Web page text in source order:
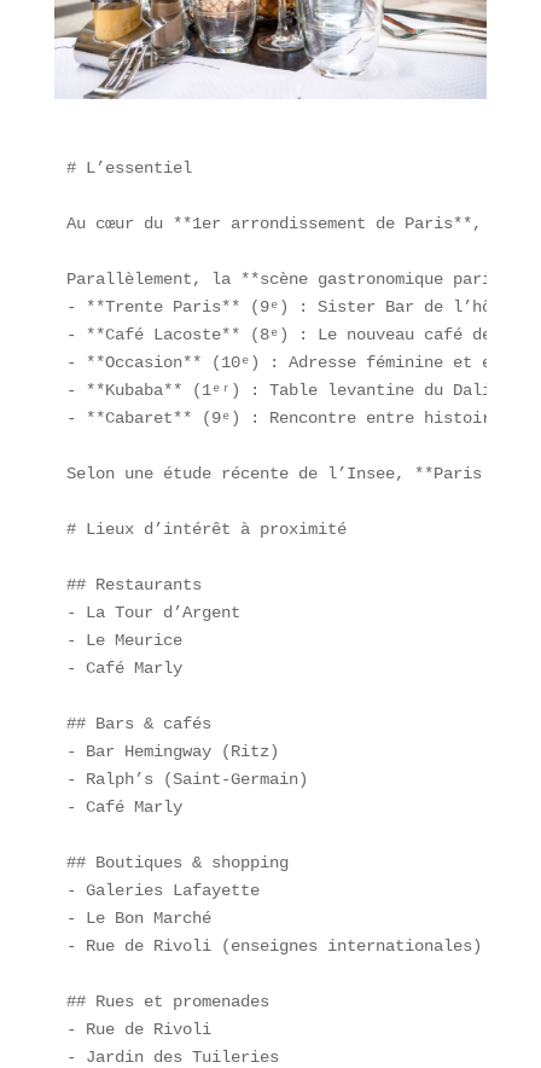
# L’essentiel
Au cœur du **1er arrondissement de Paris**, la
Parallèlement, la **scène gastronomique
- **Trente Paris** (9ᵉ) : Sister Bar de l’hôtel
- **Café Lacoste** (8ᵉ) : Le nouveau café de la
- **Occasion** (10ᵉ) : Adresse féminine et
- **Kubaba** (1ᵉʳ) : Table levantine du Dalia
- **Cabaret** (9ᵉ) : Rencontre entre histoire et
Selon une étude récente de l’Insee, **Paris
# Lieux d’intérêt à proximité
## Restaurants
- La Tour d’Argent
- Le Meurice
- Café Marly
## Bars & cafés
- Bar Hemingway (Ritz)
- Ralph’s (Saint-Germain)
- Café Marly
## Boutiques & shopping
- Galeries Lafayette
- Le Bon Marché
- Rue de Rivoli (enseignes internationales)
## Rues et promenades
- Rue de Rivoli
- Jardin des Tuileries